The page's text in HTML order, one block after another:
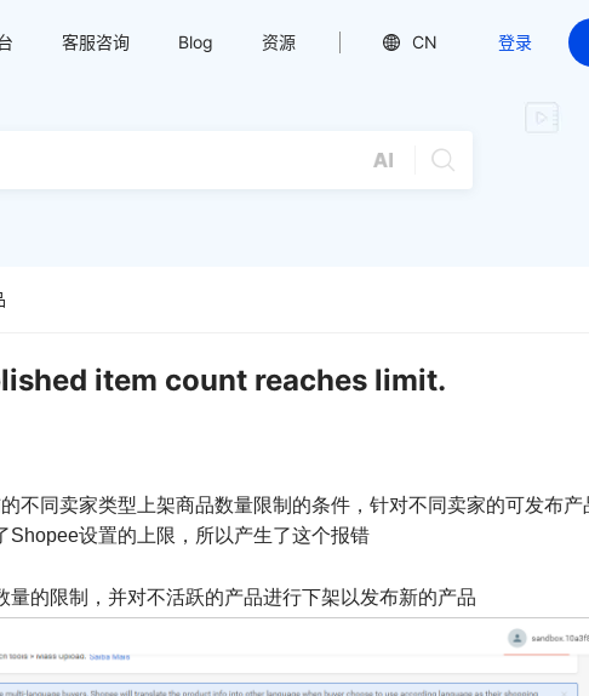
客服咨询 Blog 资源 CN 登录
item count reaches limit.
不同卖家类型上架商品数量限制的条件，针对不同卖家的可发布产
设置的上限，所以产生了这个报错
的限制，并对不活跃的产品进行下架以发布新的产品